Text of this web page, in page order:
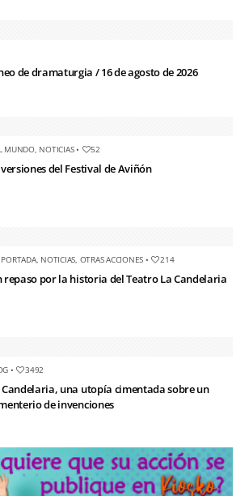
de dramaturgia / 16 de agosto de 2026
MUNDO, NOTICIAS• 52
del Festival de Aviñón
, NOTICIAS OTRAS ACCIONES • 214
repaso por la historia del Teatro La Candelaria
• 3492
Candelaria, una utopía cimentada sobre un
de invenciones